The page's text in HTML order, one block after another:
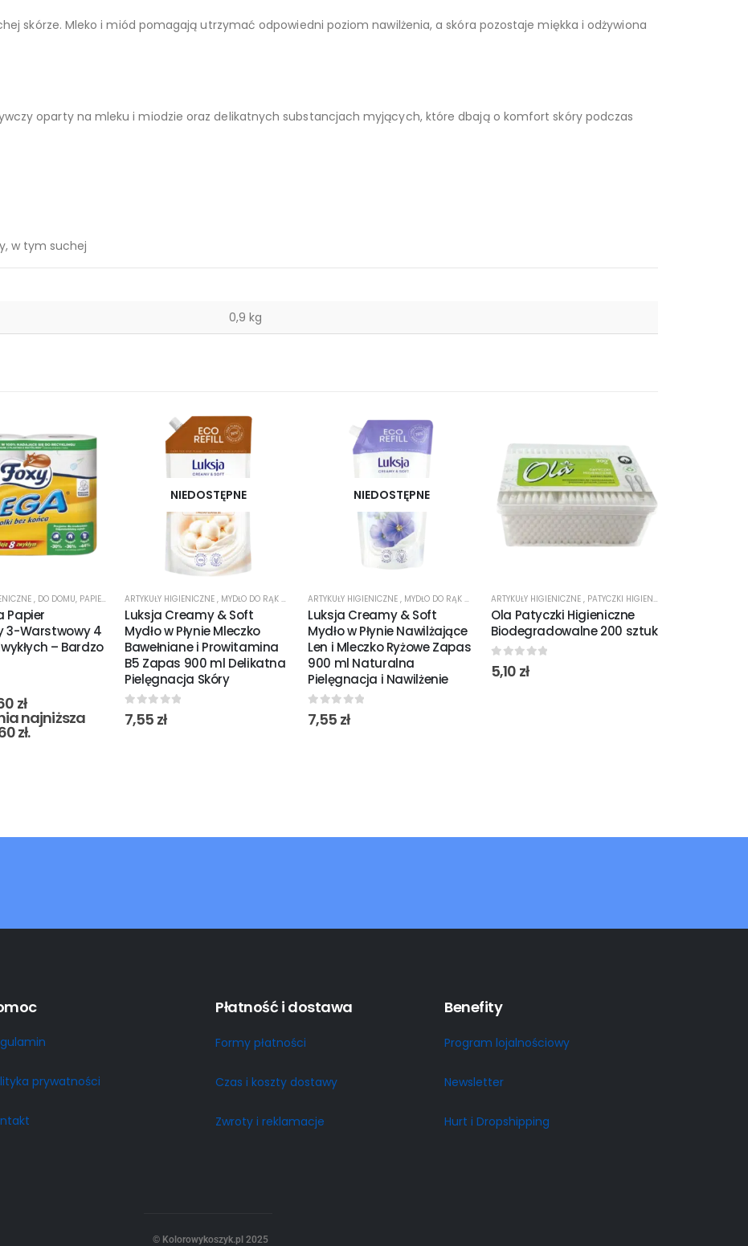
skórze. Mleko i miód pomagają utrzymać odpowiedni poziom nawilżenia, a skóra pozostaje miękka i odżywiona
oparty na mleku i miodzie oraz delikatnych substancjach myjących, które dbają o komfort skóry podczas
w tym suchej
0,9 kg
, DO DOMU, PAPIER TOALETOWY ,PROMOCJE
Papier
3-Warstwowy 4
– Bardzo
zł
najniższa
zł.
NIEDOSTĘPNE
ARTYKUŁY HIGIENICZNE , MYDŁO DO RĄK W PŁYNIE
Luksja Creamy & Soft
Mydło w Płynie Mleczko
Bawełniane i Prowitamina
B5 Zapas 900 ml Delikatna
Pielęgnacja Skóry
0out of 5
7,55 zł
NIEDOSTĘPNE
ARTYKUŁY HIGIENICZNE , MYDŁO DO RĄK W PŁYNIE
Luksja Creamy & Soft
Mydło w Płynie Nawilżające
Len i Mleczko Ryżowe Zapas
900 ml Naturalna
Pielęgnacja i Nawilżenie
0out of 5
7,55 zł
ARTYKUŁY HIGIENICZNE , PATYCZKI HIGIENICZNE
Ola Patyczki Higieniczne
Biodegradowalne 200 sztuk
0out of 5
5,10 zł
prywatności
Płatność i dostawa
Formy płatności
Czas i koszty dostawy
Zwroty i reklamacje
Benefity
Program lojalnościowy
Newsletter
Hurt i Dropshipping
© Kolorowykoszyk.pl 2025